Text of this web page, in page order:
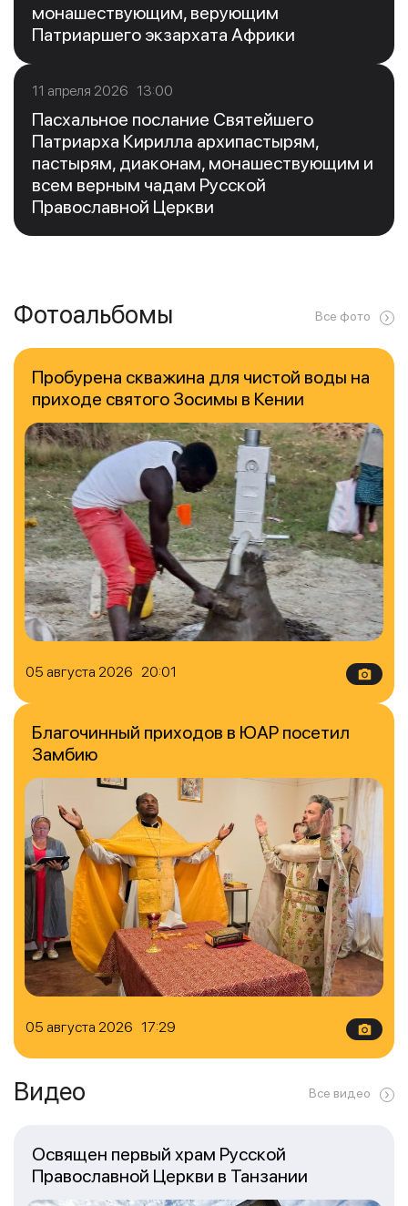
монашествующим, верующим
Патриаршего экзархата Африки
11 апреля 2026 13:00
Пасхальное послание Святейшего
Патриарха Кирилла архипастырям,
пастырям, диаконам, монашествующим и
всем верным чадам Русской
Православной Церкви
Фотоальбомы Все фото
05 августа 2026 20:01
Пробурена скважина для чистой воды на
приходе святого Зосимы в Кении
05 августа 2026 17:29
Благочинный приходов в ЮАР посетил
Замбию
Видео Все видео
Освящен первый храм Русской
Православной Церкви в Танзании